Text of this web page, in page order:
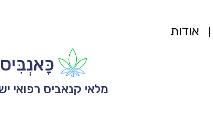
אודות
כָּאנְבִּיס
מלאי קנאביס רפואי